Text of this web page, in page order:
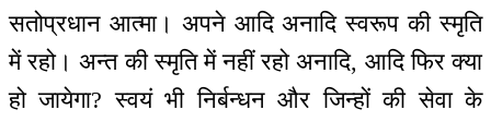
सतोप्रधान आत्मा। अपने आदि अनादि स्वरूप की स्मृति
में रहो। अन्त की स्मृति में नहीं रहो अनादि, आदि फिर क्या
हो जायेगा? स्वयं भी निर्बन्धन और जिन्हों की सेवा के